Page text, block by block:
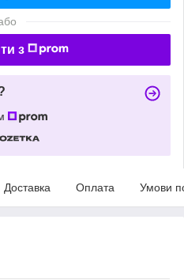
з
Доставка Оплата Умови